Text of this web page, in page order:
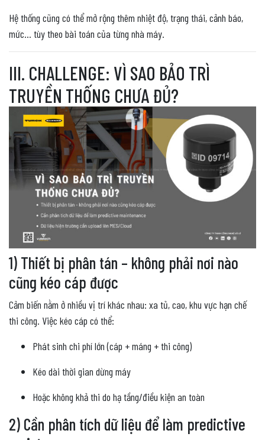
Hệ thống cũng có thể mở rộng thêm nhiệt độ, trạng thái, cảnh báo,
mức… tùy theo bài toán của từng nhà máy.
III. CHALLENGE: VÌ SAO BẢO TRÌ
TRUYỀN THỐNG CHƯA ĐỦ?
1) Thiết bị phân tán – không phải nơi nào
cũng kéo cáp được
Cảm biến nằm ở nhiều vị trí khác nhau: xa tủ, cao, khu vực hạn chế
thi công. Việc kéo cáp có thể:
Phát sinh chi phí lớn (cáp + máng + thi công)
Kéo dài thời gian dừng máy
Hoặc không khả thi do hạ tầng/điều kiện an toàn
2) Cần phân tích dữ liệu để làm predictive